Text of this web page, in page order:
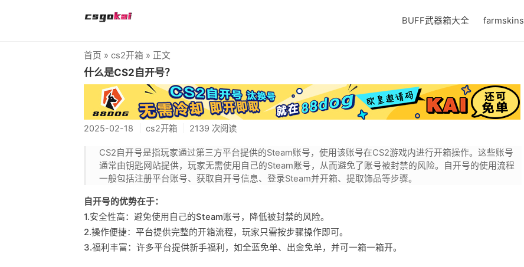
BUFF武器箱大全 farmskins
首页 » cs2开箱 » 正文
什么是CS2自开号？
2025-02-18 cs2开箱 2139 次阅读
CS2自开号是指玩家通过第三方平台提供的Steam账号，使用该账号在CS2游戏内进行开箱操作。这些账号
通常由钥匙网站提供，玩家无需使用自己的Steam账号，从而避免了账号被封禁的风险。自开号的使用流程
一般包括注册平台账号、获取自开号信息、登录Steam并开箱、提取饰品等步骤。
自开号的优势在于：
1.安全性高：避免使用自己的Steam账号，降低被封禁的风险。
2.操作便捷：平台提供完整的开箱流程，玩家只需按步骤操作即可。
3.福利丰富：许多平台提供新手福利，如全蓝免单、出金免单，并可一箱一箱开。